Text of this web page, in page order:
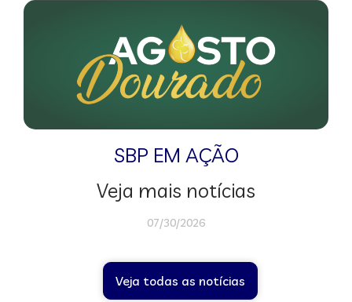
SBP EM AÇÃO
Veja mais notícias
07/30/2026
Veja todas as notícias